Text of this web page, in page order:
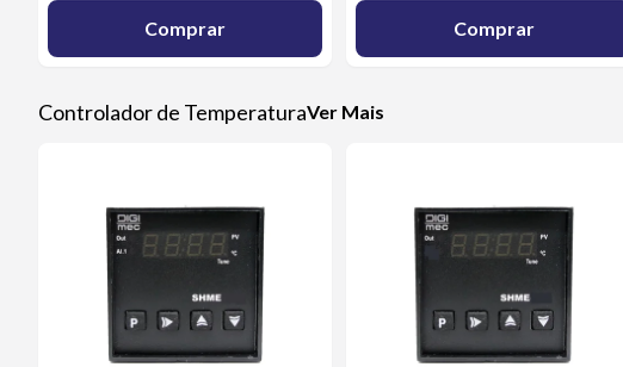
Comprar Comprar
Controlador de TemperaturaVer Mais